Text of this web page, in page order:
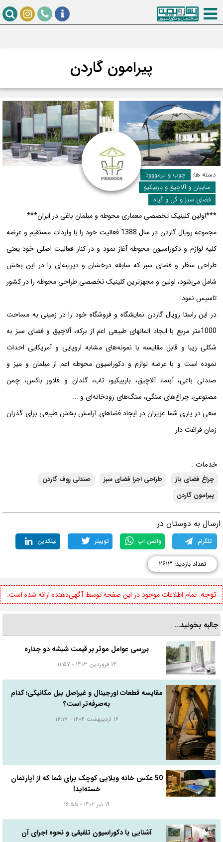
پیرامون گاردن
دسته ها:
چوب و ترمووود
سایبان و آلاچیق و باربیکیو
فضای سبز و گل و گیاه
***اولین کلینیک تخصصی معماری محوطه و مبلمان باغی در ایران***
مجموعه رویال گاردن در سال 1388 فعالیت خود را با واردات مستقیم و عرضه
کلیه لوازم و دکوراسیون محوطه آغاز نمود و در کنار فعالیت اصلی خود یعنی
طراحی منظر و فضای سبز که سابقه درخشان و دیرینه‌ای را در این بخش
شامل می‌شود، اولین و مجهزترین کلینیک تخصصی طراحی محوطه را در کشور
تاسیس نمود.
در این راستا رویال گاردن نمایشگاه و فروشگاه خود را در زمینی به مساحت
1000متر مربع با ایجاد المانهای طبیعی اعم از برکه، آلاچیق و فضای سبز به
شکلی زیبا و قابل مقایسه با نمونه‌های مشابه اروپایی و آمریکایی احداث
نموده است و با عرضه لوازم و دکوراسیون محوطه اعم از مبلمان و میز و
صندلی باغی، آبنما، آلاچیق، باربیکیو، تاب، گلدان و فلاور باکس، چمن
مصنوعی، چراغ‌های سنگی، سنگ‌های رودخانه‌ای و ...
سعی در یاری شما عزیزان در ایجاد فضاهای آرامش بخش طبیعی برای گذران
زمان فراغت دار
خدمات :
چراغ فضای باز طراحی اجرا فضای سبز
صندلی روف گاردن
پیرامون گاردن
به دوستان در
تلگرام واتس اپ توییتر لینکدین
تعداد بازدید: ۲۶۱۳
توجه:تمام اطلاعات موجود در این صفحه توسط آگهی‌دهنده ارائه شده است.
جالبه بخونید...
بررسی عوامل موثر بر قیمت شیشه دو جداره
۱۴ فروردین ۱۴۰۳ - ۱۱:۵۷
مقایسه قطعات اورجینال و غیراصل بیل مکانیکی؛ کدام
به‌صرفه‌تر است؟
۱۶ اردیبهشت ۱۴۰۴ - ۱۴:۱۷
50 عکس خانه ویلایی کوچک برای شما که از آپارتمان
خسته‌اید!
آشنایی با دکوراسیون تلفیقی و نحوه اجرای آن